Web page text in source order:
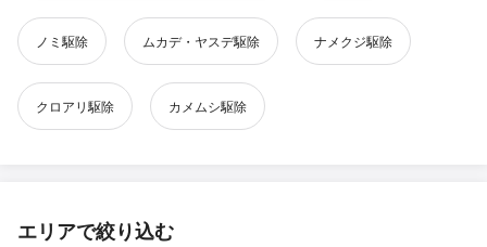
ノミ駆除 ムカデ・ヤスデ駆除 ナメクジ駆除
クロアリ駆除 カメムシ駆除
エリアで絞り込む